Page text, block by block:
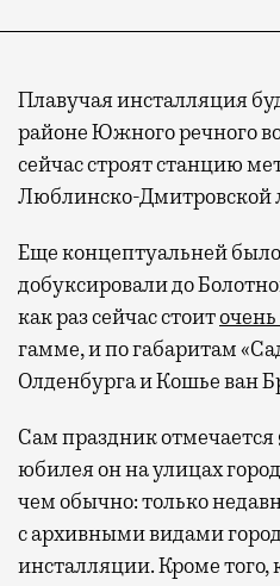
Плавучая инсталляция
районе Южного речного
сейчас строят станцию
Люблинско-Дмитровской
Еще концептуальней
добуксировали до
как раз сейчас стоит
гамме, и по габаритам
Олденбурга и Кошье ван
Сам праздник отмечается
юбилея он на улицах
чем обычно: только
с архивными видами
инсталляции. Кроме того,